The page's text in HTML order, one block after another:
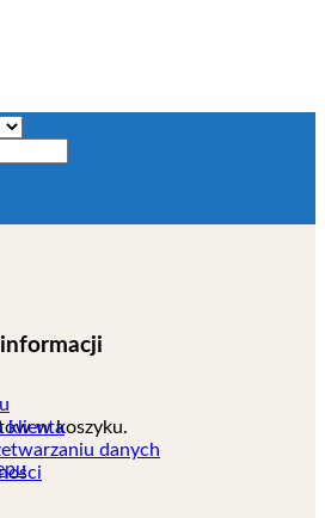
w koszyku.
klienta
danych